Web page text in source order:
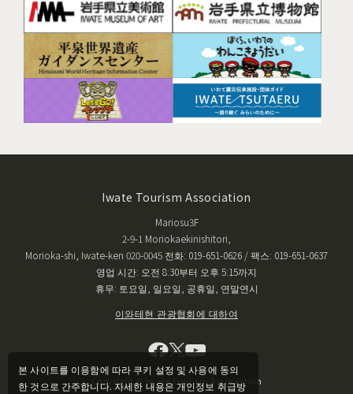
본 사이트를 이용함에 따라 쿠키 설정 및 사용에 동의
한 것으로 간주합니다. 자세한 내용은 개인정보 취급방
Iwate Tourism Association
Mariosu3F
2-9-1 Moriokaekinishitori,
Morioka-shi, Iwate-ken 020-0045 전화: 019-651-0626 / 팩스: 019-651-0637
영업 시간: 오전 8:30부터 오후 5:15까지
휴무: 토요일, 일요일, 공휴일, 연말연시
이와테현 관광협회에 대하여
Copyright © Iwate Tourism Association